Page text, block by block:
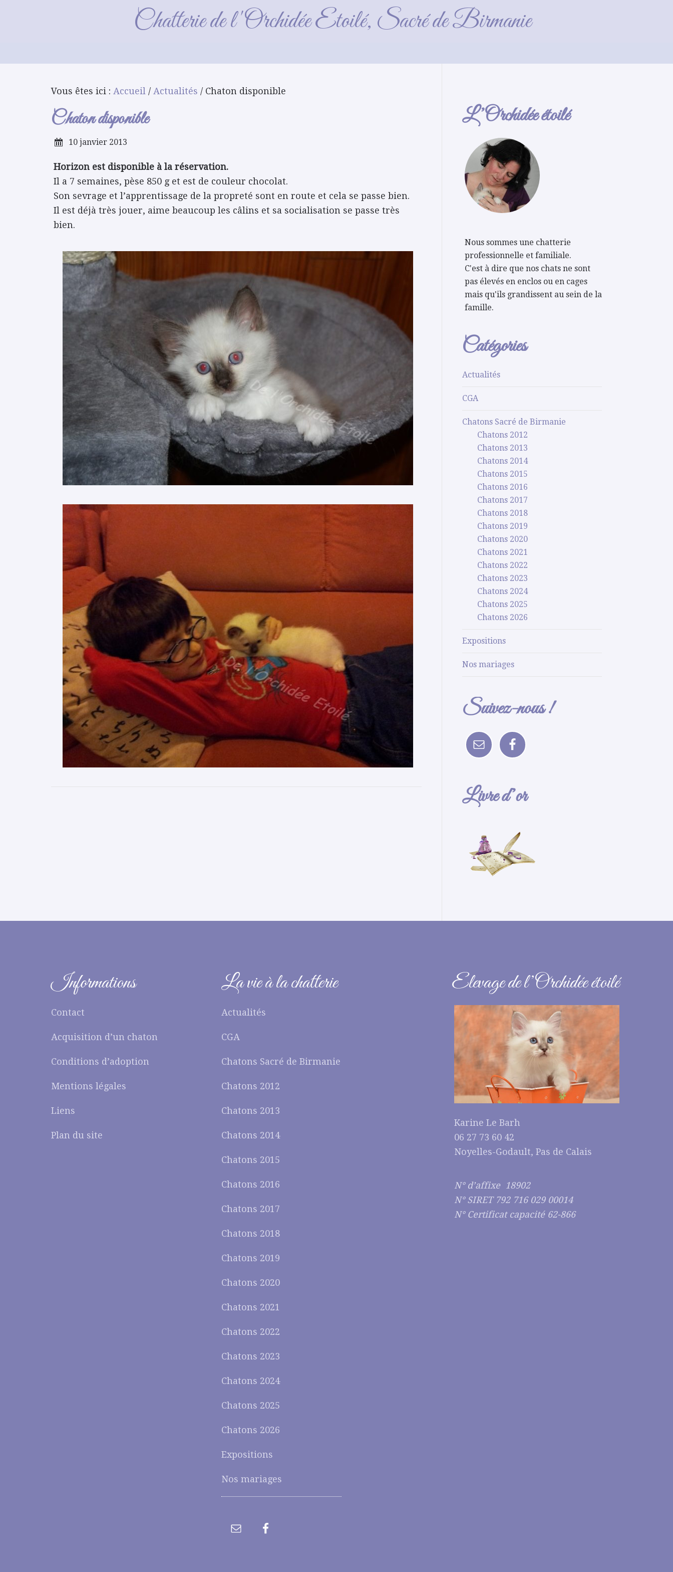
Chatterie de l'Orchidée Etoilé, Sacré de Birmanie
Chaton disponible
Vous êtes ici : Accueil / Actualités / Chaton disponible
Chaton disponible
10 janvier 2013
Horizon est disponible à la réservation.
Il a 7 semaines, pèse 850 g et est de couleur chocolat.
Son sevrage et l’apprentissage de la propreté sont en route et cela se passe bien.
Il est déjà très jouer, aime beaucoup les câlins et sa socialisation se passe très
bien.
L’Orchidée étoilé
Nous sommes une chatterie
professionnelle et familiale.
C'est à dire que nos chats ne sont
pas élevés en enclos ou en cages
mais qu'ils grandissent au sein de la
famille.
Catégories
Actualités
CGA
Chatons Sacré de Birmanie
Chatons 2012
Chatons 2013
Chatons 2014
Chatons 2015
Chatons 2016
Chatons 2017
Chatons 2018
Chatons 2019
Chatons 2020
Chatons 2021
Chatons 2022
Chatons 2023
Chatons 2024
Chatons 2025
Chatons 2026
Expositions
Nos mariages
Suivez-nous !
Livre d’or
Informations
Contact
Acquisition d’un chaton
Conditions d’adoption
Mentions légales
Liens
Plan du site
La vie à la chatterie
Actualités
CGA
Chatons Sacré de Birmanie
Chatons 2012
Chatons 2013
Chatons 2014
Chatons 2015
Chatons 2016
Chatons 2017
Chatons 2018
Chatons 2019
Chatons 2020
Chatons 2021
Chatons 2022
Chatons 2023
Chatons 2024
Chatons 2025
Chatons 2026
Expositions
Nos mariages
Elevage de l’Orchidée étoilé
Karine Le Barh
06 27 73 60 42
Noyelles-Godault, Pas de Calais
N° d’affixe 18902
N° SIRET 792 716 029 00014
N° Certificat capacité 62-866